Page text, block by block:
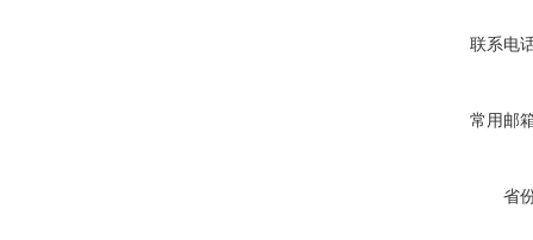
联系电
常用邮
省